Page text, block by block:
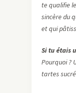
te qualifie
sincère du
et qui
Si tu étais
Pourquoi ?
tartes